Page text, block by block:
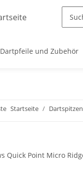
Dartpfeile und Zubehör
Startseite Dartspitzen